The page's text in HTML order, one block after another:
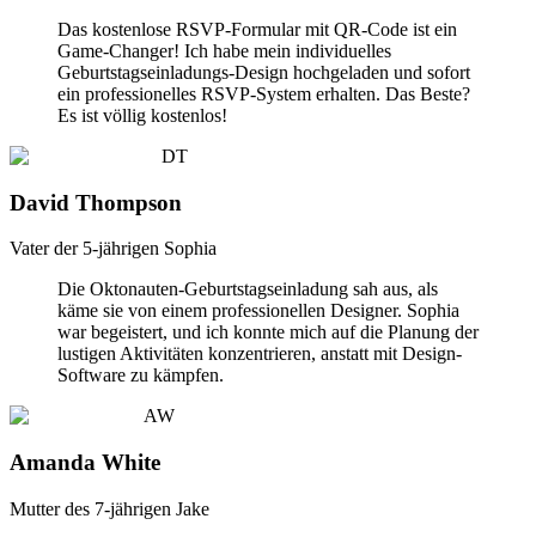
Das kostenlose RSVP-Formular mit QR-Code ist ein
Game-Changer! Ich habe mein individuelles
Geburtstagseinladungs-Design hochgeladen und sofort
ein professionelles RSVP-System erhalten. Das Beste?
Es ist völlig kostenlos!
DT
David Thompson
Vater der 5-jährigen Sophia
Die Oktonauten-Geburtstagseinladung sah aus, als
käme sie von einem professionellen Designer. Sophia
war begeistert, und ich konnte mich auf die Planung der
lustigen Aktivitäten konzentrieren, anstatt mit Design-
Software zu kämpfen.
AW
Amanda White
Mutter des 7-jährigen Jake